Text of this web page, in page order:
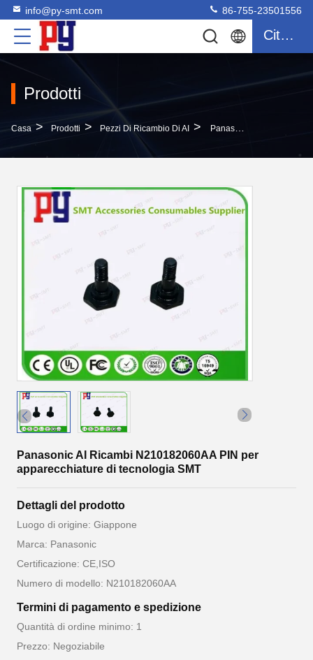
info@py-smt.com 86-755-23501556
Citazione
Prodotti
Casa > Prodotti > Pezzi Di Ricambio Di AI > Panasonic AI Ricambi N210182060AA PIN Per Apparecchiature Di Tecnologia SMT
Panasonic AI Ricambi N210182060AA PIN per
apparecchiature di tecnologia SMT
Dettagli del prodotto
Luogo di origine: Giappone
Marca: Panasonic
Certificazione: CE,ISO
Numero di modello: N210182060AA
Termini di pagamento e spedizione
Quantità di ordine minimo: 1
Prezzo: Negoziabile